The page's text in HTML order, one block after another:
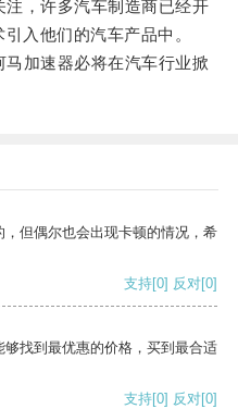
，许多汽车制造商已经开
入他们的汽车产品中。
加速器必将在汽车行业掀
但偶尔也会出现卡顿的情况，希
支持[0] 反对[0]
找到最优惠的价格，买到最合适
支持[0] 反对[0]